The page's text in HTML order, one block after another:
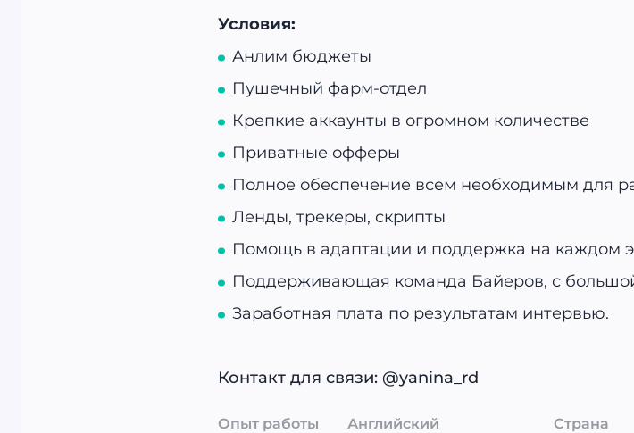
Условия:
Анлим бюджеты
Пушечный фарм-отдел
Крепкие аккаунты в огромном количестве
Приватные офферы
Полное обеспечение всем необходимым для
Ленды, трекеры, скрипты
Помощь в адаптации и поддержка на каждом
Поддерживающая команда Байеров, с
Заработная плата по результатам интервью.
Контакт для связи: @yanina_rd
Опыт работы Английский Страна